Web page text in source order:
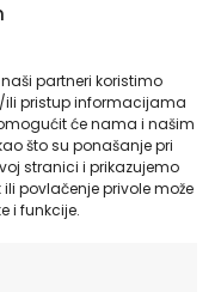
partneri koristimo
ili pristup informacijama
će nama i našim
što su ponašanje pri
stranici i prikazujemo
povlačenje privole može
i funkcije.